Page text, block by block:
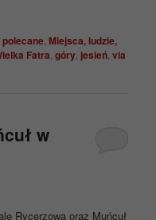
Miejsca, ludzie,
Fatra ,góry jesień ,via
w
Rycerzową oraz Muńcuł